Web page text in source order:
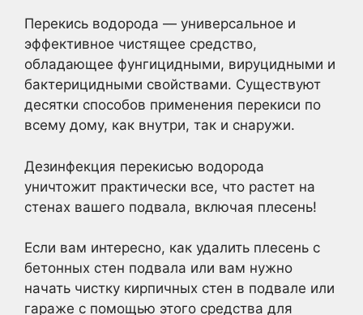
Перекись водорода — универсальное и
эффективное чистящее средство,
обладающее фунгицидными, вируцидными и
бактерицидными свойствами. Существуют
десятки способов применения перекиси по
всему дому, как внутри, так и снаружи.
Дезинфекция перекисью водорода
уничтожит практически все, что растет на
стенах вашего подвала, включая плесень!
Если вам интересно, как удалить плесень с
бетонных стен подвала или вам нужно
начать чистку кирпичных стен в подвале или
гараже с помощью этого средства для